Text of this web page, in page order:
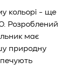
кольорі - ще
Розроблений
має
природну